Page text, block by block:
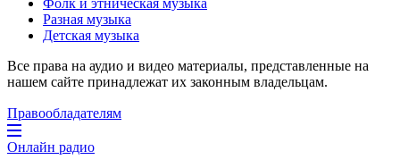
Разная музыка
Детская музыка
Все права на аудио и видео материалы, представленные на
нашем сайте принадлежат их законным владельцам.
Правообладателям
Онлайн радио